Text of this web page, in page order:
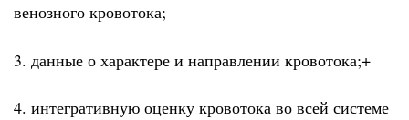
венозного кровотока;
3. данные о характере и направлении кровотока;+
4. интегративную оценку кровотока во всей системе